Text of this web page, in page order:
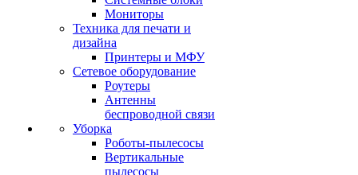
Мониторы
Техника для печати и
дизайна
Принтеры и МФУ
Сетевое оборудование
Роутеры
Антенны
беспроводной связи
Уборка
Роботы-пылесосы
Вертикальные
пылесосы